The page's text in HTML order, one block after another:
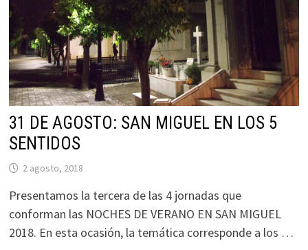
31 DE AGOSTO: SAN MIGUEL EN LOS 5
SENTIDOS
2 agosto, 2018
Presentamos la tercera de las 4 jornadas que
conforman las NOCHES DE VERANO EN SAN MIGUEL
2018. En esta ocasión, la temática corresponde a los …